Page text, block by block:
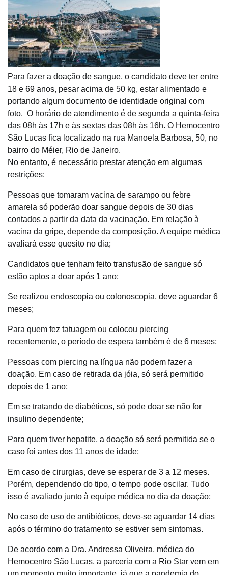
Para fazer a doação de sangue, o candidato deve ter entre
18 e 69 anos, pesar acima de 50 kg, estar alimentado e
portando algum documento de identidade original com
foto. O horário de atendimento é de segunda a quinta-feira
das 08h às 17h e às sextas das 08h às 16h. O Hemocentro
São Lucas fica localizado na rua Manoela Barbosa, 50, no
bairro do Méier, Rio de Janeiro.
No entanto, é necessário prestar atenção em algumas
restrições:
Pessoas que tomaram vacina de sarampo ou febre
amarela só poderão doar sangue depois de 30 dias
contados a partir da data da vacinação. Em relação à
vacina da gripe, depende da composição. A equipe médica
avaliará esse quesito no dia;
Candidatos que tenham feito transfusão de sangue só
estão aptos a doar após 1 ano;
Se realizou endoscopia ou colonoscopia, deve aguardar 6
meses;
Para quem fez tatuagem ou colocou piercing
recentemente, o período de espera também é de 6 meses;
Pessoas com piercing na língua não podem fazer a
doação. Em caso de retirada da jóia, só será permitido
depois de 1 ano;
Em se tratando de diabéticos, só pode doar se não for
insulino dependente;
Para quem tiver hepatite, a doação só será permitida se o
caso foi antes dos 11 anos de idade;
Em caso de cirurgias, deve se esperar de 3 a 12 meses.
Porém, dependendo do tipo, o tempo pode oscilar. Tudo
isso é avaliado junto à equipe médica no dia da doação;
No caso de uso de antibióticos, deve-se aguardar 14 dias
após o término do tratamento se estiver sem sintomas.
De acordo com a Dra. Andressa Oliveira, médica do
Hemocentro São Lucas, a parceria com a Rio Star vem em